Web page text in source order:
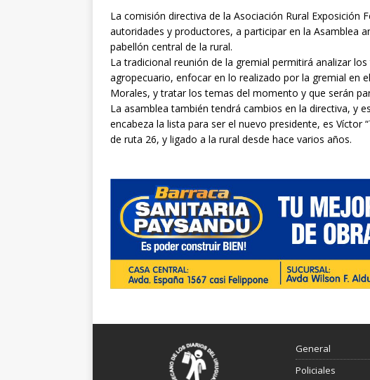
La comisión directiva de la Asociación Rural Exposición
autoridades y productores, a participar en la Asamblea
pabellón central de la rural.
La tradicional reunión de la gremial permitirá analizar
agropecuario, enfocar en lo realizado por la gremial en
Morales, y tratar los temas del momento y que serán
La asamblea también tendrá cambios en la directiva, y
encabeza la lista para ser el nuevo presidente, es Víctor
de ruta 26, y ligado a la rural desde hace varios años.
General
Policiales